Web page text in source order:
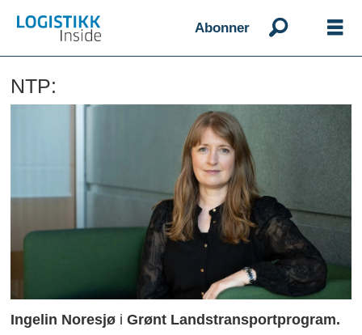
Abonner
NTP:
Ingelin Noresjø iGrønt Landstransportprogram.